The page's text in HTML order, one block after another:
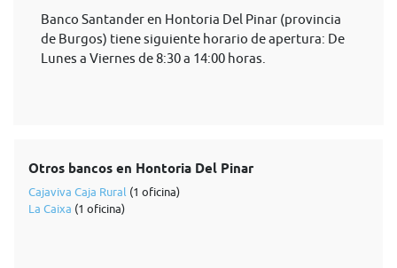
Banco Santander en Hontoria Del Pinar (provincia
de Burgos) tiene siguiente horario de apertura: De
Lunes a Viernes de 8:30 a 14:00 horas.
Otros bancos en Hontoria Del Pinar
Cajaviva Caja Rural (1 oficina)
La Caixa (1 oficina)